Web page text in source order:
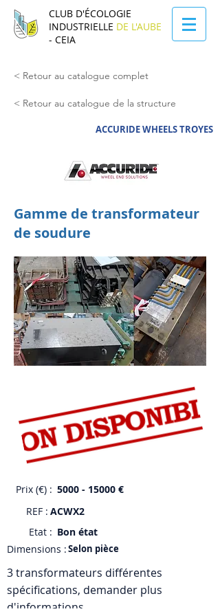
CLUB D'ÉCOLOGIE
INDUSTRIELLE DE L'AUBE
- CEIA
< Retour au catalogue complet
< Retour au catalogue de la structure
ACCURIDE WHEELS TROYES
Gamme de transformateur
de soudure
Prix (€) : 5000 - 15000 €
REF : ACWX2
Etat : Bon état
Dimensions :Selon pièce
3 transformateurs différentes
spécifications, demander plus
d'informations.